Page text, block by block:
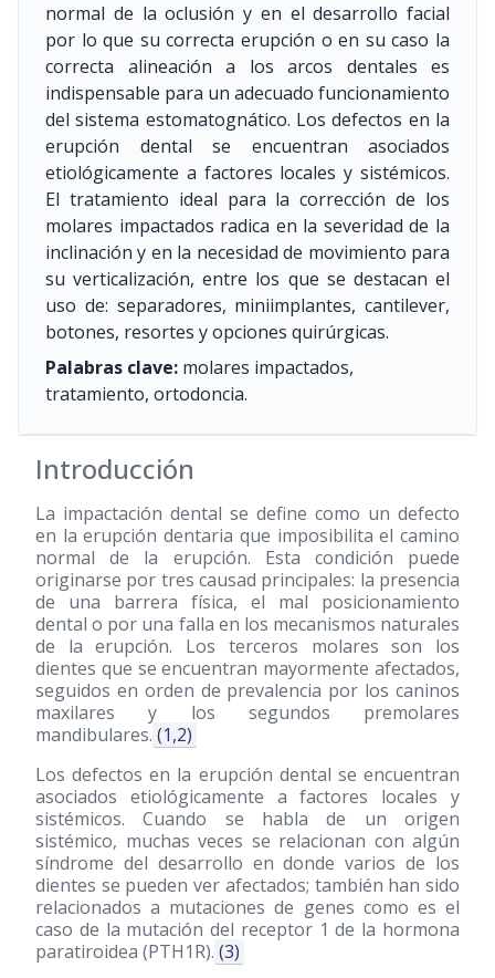
normal de la oclusión y en el desarrollo facial
por lo que su correcta erupción o en su caso la
correcta alineación a los arcos dentales es
indispensable para un adecuado funcionamiento
del sistema estomatognático. Los defectos en la
erupción dental se encuentran asociados
etiológicamente a factores locales y sistémicos.
El tratamiento ideal para la corrección de los
molares impactados radica en la severidad de la
inclinación y en la necesidad de movimiento para
su verticalización, entre los que se destacan el
uso de: separadores, miniimplantes, cantilever,
botones, resortes y opciones quirúrgicas.
Palabras clave: molares impactados,
tratamiento, ortodoncia.
Introducción
La impactación dental se define como un defecto
en la erupción dentaria que imposibilita el camino
normal de la erupción. Esta condición puede
originarse por tres causad principales: la presencia
de una barrera física, el mal posicionamiento
dental o por una falla en los mecanismos naturales
de la erupción. Los terceros molares son los
dientes que se encuentran mayormente afectados,
seguidos en orden de prevalencia por los caninos
maxilares y los segundos premolares
mandibulares. (1,2)
Los defectos en la erupción dental se encuentran
asociados etiológicamente a factores locales y
sistémicos. Cuando se habla de un origen
sistémico, muchas veces se relacionan con algún
síndrome del desarrollo en donde varios de los
dientes se pueden ver afectados; también han sido
relacionados a mutaciones de genes como es el
caso de la mutación del receptor 1 de la hormona
paratiroidea (PTH1R). (3)